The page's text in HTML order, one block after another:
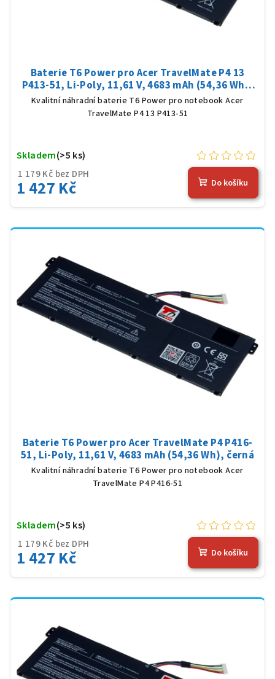
Baterie T6 Power pro Acer TravelMate P4 13
P413-51, Li-Poly, 11,61 V, 4683 mAh (54,36 Wh),
černá
Kvalitní náhradní baterie T6 Power pro notebook Acer
TravelMate P4 13 P413-51
1 179 Kč bez DPH
1 427 Kč
Skladem(>5 ks)
Do košíku
Baterie T6 Power pro Acer TravelMate P4 P416-
51, Li-Poly, 11,61 V, 4683 mAh (54,36 Wh), černá
Kvalitní náhradní baterie T6 Power pro notebook Acer
TravelMate P4 P416-51
1 179 Kč bez DPH
1 427 Kč
Skladem(>5 ks)
Do košíku